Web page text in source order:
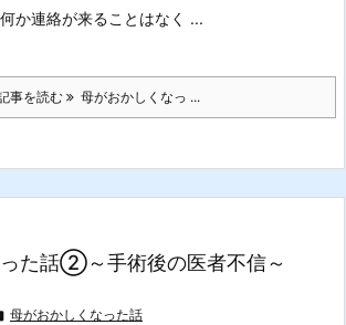
か連絡が来ることはなく ...
事を読む 母がおかしくなっ ...
た話②～手術後の医者不信～
母がおかしくなった話